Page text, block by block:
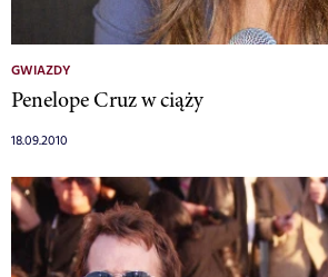
GWIAZDY
Penelope Cruz w ciąży
18.09.2010